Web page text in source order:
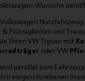
Wünsche
Flüssigkeiten und
Ihren VW Tiguan mit
oder VW
parallel zum
vorgeschriebenen